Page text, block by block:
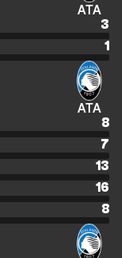
ATA
3
1
ATA
8
7
13
16
8